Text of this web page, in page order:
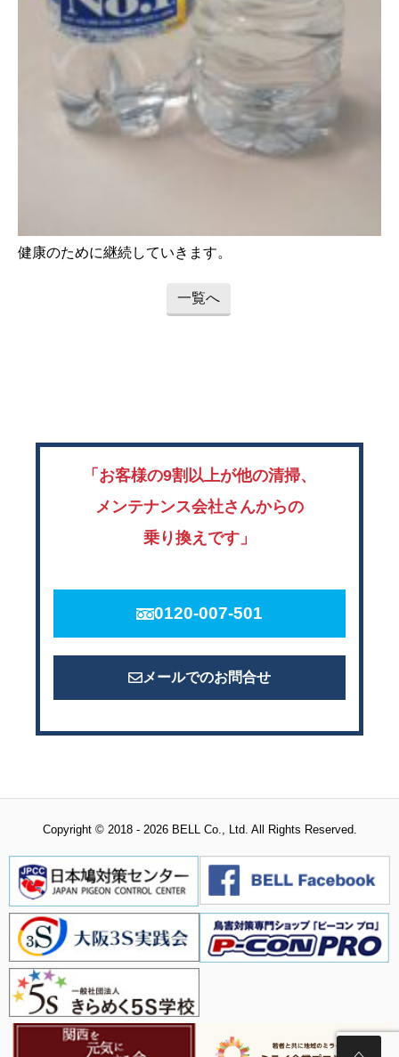
健康のために継続していきます。
一覧へ
「お客様の9割以上が他の清掃、
メンテナンス会社さんからの
乗り換えです」
0120-007-501
メールでのお問合せ
Copyright © 2018 - 2026 BELL Co., Ltd. All Rights Reserved.